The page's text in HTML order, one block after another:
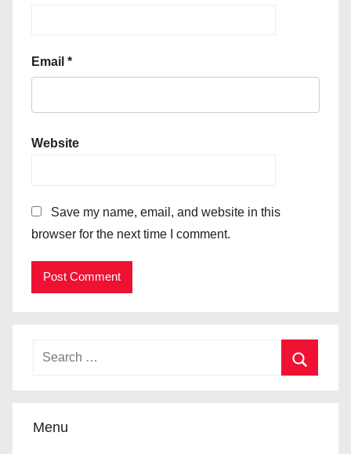
Email *
Website
Save my name, email, and website in this
browser for the next time I comment.
Menu